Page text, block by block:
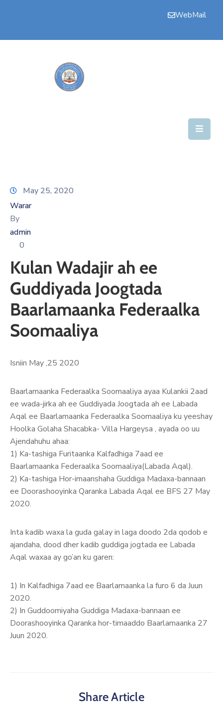
WebMail
Bogga
Nala
Soo
Xariir
Somali
May 25, 2020
Warar
By
admin
0
Kulan Wadajir ah ee
Guddiyada Joogtada
Baarlamaanka Federaalka
Soomaaliya
Isniin May ,25 2020
Baarlamaanka Federaalka Soomaaliya ayaa Kulankii 2aad
ee wada-jirka ah ee Guddiyada Joogtada ah ee Labada
Aqal ee Baarlamaanka Federaalka Soomaaliya ku yeeshay
Hoolka Golaha Shacabka- Villa Hargeysa , ayada oo uu
Ajendahuhu ahaa:
1) Ka-tashiga Furitaanka Kalfadhiga 7aad ee
Baarlamaanka Federaalka Soomaaliya(Labada Aqal).
2) Ka-tashiga Hor-imaanshaha Guddiga Madaxa-bannaan
ee Doorashooyinka Qaranka Labada Aqal ee BFS 27 May
2020.
Inta kadib waxa la guda galay in laga doodo 2da qodob e
ajandaha, dood dher kadib guddiga jogtada ee Labada
Aqal waxaa ay go’an ku garen:
1) In Kalfadhiga 7aad ee Baarlamaanka la furo 6 da Juun
2020.
2) In Guddoomiyaha Guddiga Madaxa-bannaan ee
Doorashooyinka Qaranka hor-timaaddo Baarlamaanka 27
Juun 2020.
Share Article